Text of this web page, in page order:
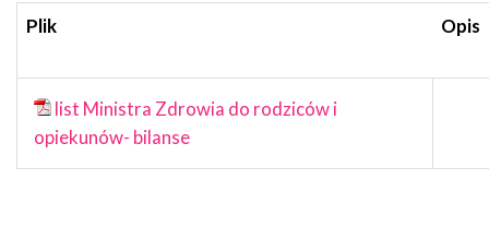
Plik Opis
list Ministra Zdrowia do rodziców i
opiekunów- bilanse